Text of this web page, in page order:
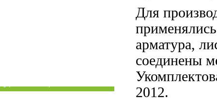
Для
арматура,
соединены
2012.